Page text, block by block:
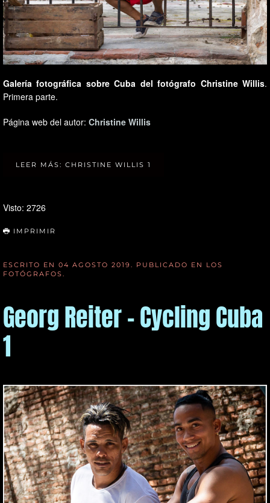
Galería fotográfica sobre Cuba del fotógrafo Christine Willis.
Primera parte.
Página web del autor: Christine Willis
LEER MÁS: CHRISTINE WILLIS 1
Visto: 2726
IMPRIMIR
ESCRITO EN 04 AGOSTO 2019 . PUBLICADO EN LOS
FOTÓGRAFOS.
Georg Reiter - Cycling Cuba
1